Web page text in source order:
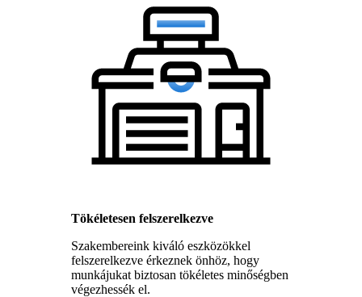
Tökéletesen felszerelkezve
Szakembereink kiváló eszközökkel
felszerelkezve érkeznek önhöz, hogy
munkájukat biztosan tökéletes minőségben
végezhessék el.